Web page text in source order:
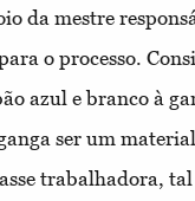
da mestre
o processo.
azul e branco à
ser um
trabalhadora,